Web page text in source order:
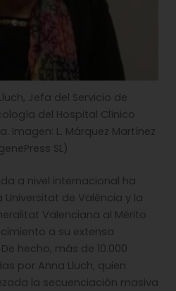
Jefa del Servicio de
del Hospital Clínico
Imagen: L. Márquez Martínez
SL)
a nivel internacional ha
de València y la
Valenciana al Mérito
a su extensa
hecho, más de 10.000
por Anna Lluch, quien
la secuenciación masiva